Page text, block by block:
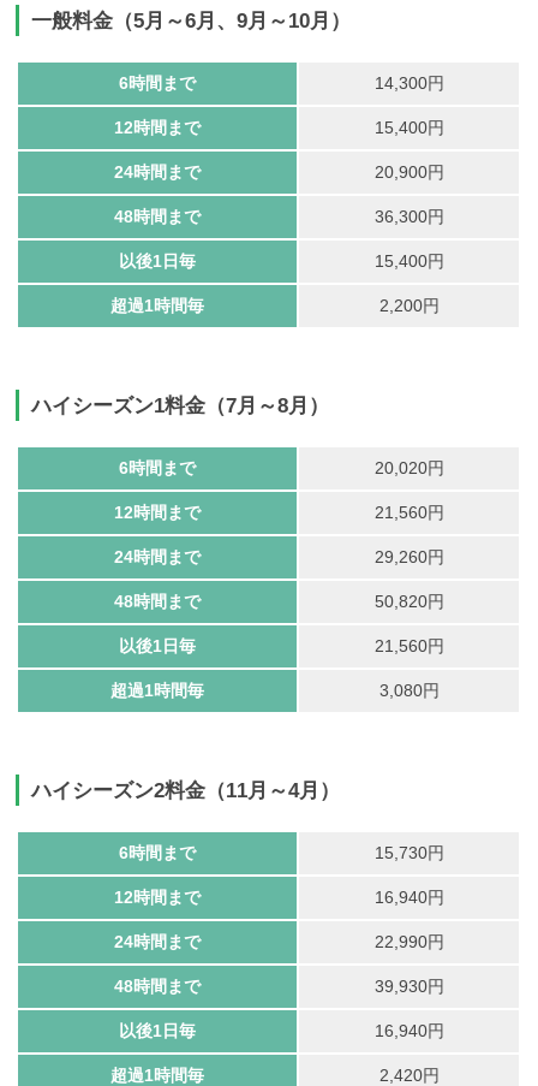
一般料金（5月～6月、9月～10月）
6時間まで 14,300円
12時間まで 15,400円
24時間まで 20,900円
48時間まで 36,300円
以後1日毎 15,400円
超過1時間毎 2,200円
ハイシーズン1料金（7月～8月）
6時間まで 20,020円
12時間まで 21,560円
24時間まで 29,260円
48時間まで 50,820円
以後1日毎 21,560円
超過1時間毎 3,080円
ハイシーズン2料金（11月～4月）
6時間まで 15,730円
12時間まで 16,940円
24時間まで 22,990円
48時間まで 39,930円
以後1日毎 16,940円
超過1時間毎 2,420円